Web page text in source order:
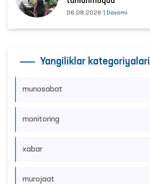
06.08.2026 Davomi
Yangiliklar kategoriyalari
munosabat
monitoring
xabar
murojaat